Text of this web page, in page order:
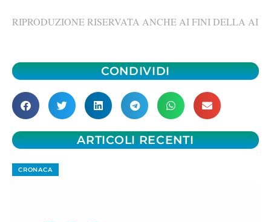
RIPRODUZIONE RISERVATA ANCHE AI FINI DELLA AI
CONDIVIDI
ARTICOLI RECENTI
CRONACA